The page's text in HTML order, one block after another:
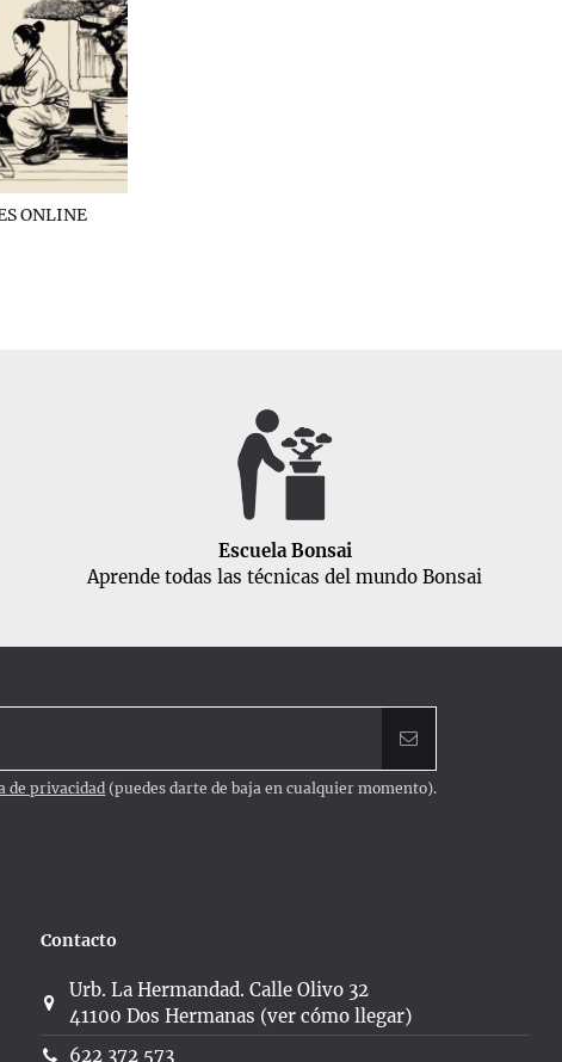
ONLINE
Escuela Bonsai
Aprende todas las técnicas del mundo Bonsai
de privacidad(puedes darte de baja en cualquier momento).
Contacto
Urb. La Hermandad. Calle Olivo 32
41100 Dos Hermanas (ver cómo llegar)
622 372 573